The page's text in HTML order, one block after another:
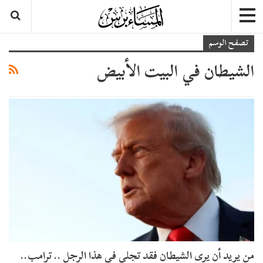
تصفح الوسم
الشيطان في البيت الأبيض
من يريد أن يرى الشيطان فقد تجلى في هذا الرجل .. ترامب..